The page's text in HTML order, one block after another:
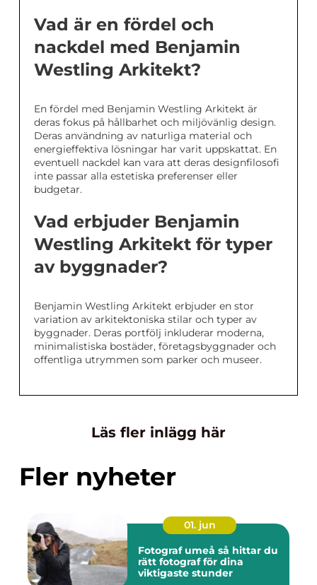
Vad är en fördel och
nackdel med Benjamin
Westling Arkitekt?
En fördel med Benjamin Westling Arkitekt är
deras fokus på hållbarhet och miljövänlig design.
Deras användning av naturliga material och
energieffektiva lösningar har varit uppskattat. En
eventuell nackdel kan vara att deras designfilosofi
inte passar alla estetiska preferenser eller
budgetar.
Vad erbjuder Benjamin
Westling Arkitekt för typer
av byggnader?
Benjamin Westling Arkitekt erbjuder en stor
variation av arkitektoniska stilar och typer av
byggnader. Deras portfölj inkluderar moderna,
minimalistiska bostäder, företagsbyggnader och
offentliga utrymmen som parker och museer.
Läs fler inlägg här
Fler nyheter
01. jun
Fotograf umeå så hittar du
rätt fotograf för dina
viktigaste stunder